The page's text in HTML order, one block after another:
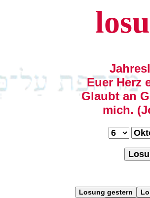
Euer Herz
Glaubt an
mich.
Losung gestern